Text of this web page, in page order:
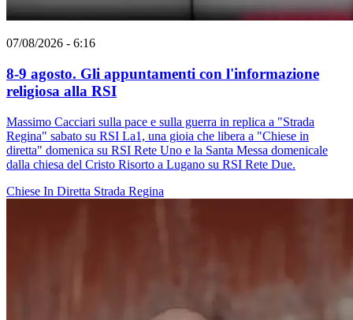
07/08/2026 - 6:16
8-9 agosto. Gli appuntamenti con l'informazione
religiosa alla RSI
Massimo Cacciari sulla pace e sulla guerra in replica a "Strada
Regina" sabato su RSI La1, una gioia che libera a "Chiese in
diretta" domenica su RSI Rete Uno e la Santa Messa domenicale
dalla chiesa del Cristo Risorto a Lugano su RSI Rete Due.
Chiese In Diretta Strada Regina